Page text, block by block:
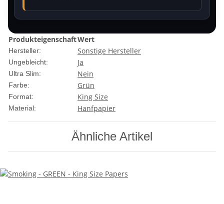
ProdukteigenschaftWert
Hersteller: Sonstige Hersteller
Ungebleicht: Ja
Ultra Slim: Nein
Farbe: Grün
Format: King Size
Material: Hanfpapier
Ähnliche Artikel